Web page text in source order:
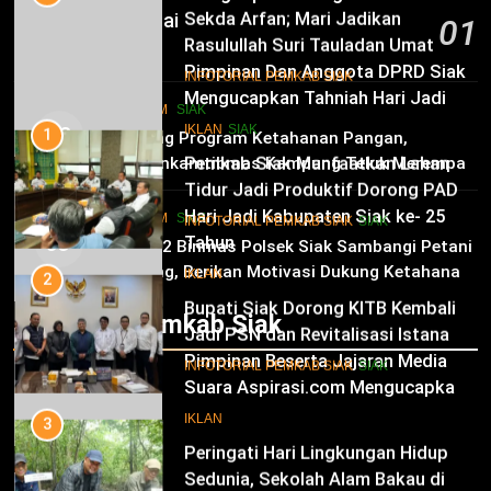
Pimpinan Dan Anggota DPRD Siak
Mengucapkan Tahniah Hari Jadi
Kabupaten Siak Ke-25 Tahun
IKLAN SIAK
11
Hari Jadi Kabupaten Siak ke- 25
Tahun
IKLAN
12
Pimpinan Beserta Jajaran Media
Suara Aspirasi.com Mengucapkan
Selamat HUT RI Ke-79
IKLAN
13
Kampung Temusai
01
02
HUKRIM SIAK
Dukung Program Ketahanan Pangan,
Bhabinkamtibmas Kampung Teluk Merempan
Tinjau Tanaman Jagung Waga
03
HUKRIM SIAK
Panit 2 Binmas Polsek Siak Sambangi Petani
Jagung, Berikan Motivasi Dukung Ketahanan
Pangan Nasional
Infotorial Pemkab Siak
Rasulullah Suri Tauladan Umat
INFOTORIAL PEMKAB SIAK
Pemkab Siak Manfaatkan Lahan
Tidur Jadi Produktif Dorong PAD
dan Kesejahteraan Warga
INFOTORIAL PEMKAB SIAK SIAK
2
Bupati Siak Dorong KITB Kembali
Jadi PSN dan Revitalisasi Istana
Kesultanan Siak
INFOTORIAL PEMKAB SIAK SIAK
3
Peringati Hari Lingkungan Hidup
Sedunia, Sekolah Alam Bakau di
Siak Cetak Generasi Penjaga
INFOTORIAL PEMKAB SIAK SIAK